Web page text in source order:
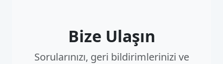
Bize Ulaşın
Sorularınızı, geri bildirimlerinizi ve